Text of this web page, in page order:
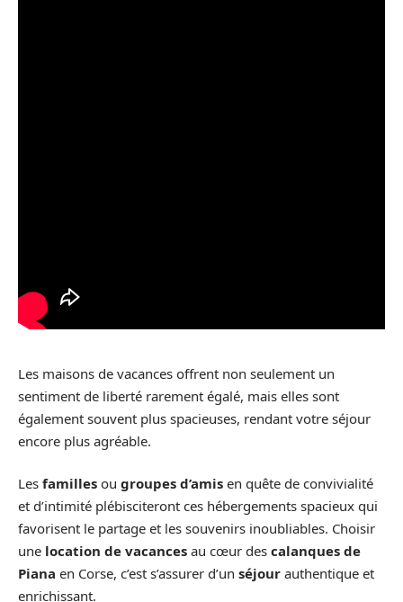
Les maisons de vacances offrent non seulement un
sentiment de liberté rarement égalé, mais elles sont
également souvent plus spacieuses, rendant votre séjour
encore plus agréable.
Les familles ou groupes d’amis en quête de convivialité
et d’intimité plébisciteront ces hébergements spacieux qui
favorisent le partage et les souvenirs inoubliables. Choisir
une location de vacances au cœur des calanques de
Piana en Corse, c’est s’assurer d’un séjour authentique et
enrichissant.